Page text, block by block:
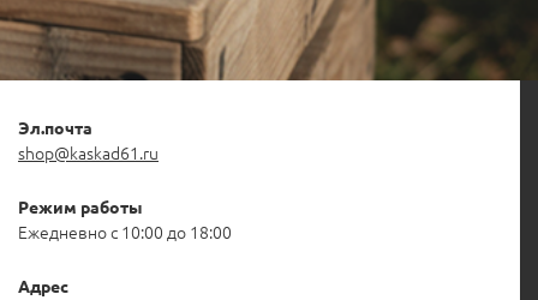
Эл.почта
shop@kaskad61.ru
Режим работы
Ежедневно с 10:00 до 18:00
Адрес